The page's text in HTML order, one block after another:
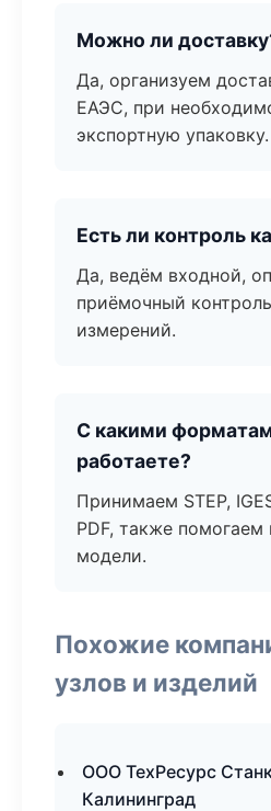
Можно ли
Да, организуем
ЕАЭС, при
экспортную упаковку.
Есть ли контроль
Да, ведём входной,
приёмочный
измерений.
С какими
работаете?
Принимаем STEP,
PDF, также помогаем
модели.
Похожие
узлов и изделий
ООО ТехРесурс
Калининград